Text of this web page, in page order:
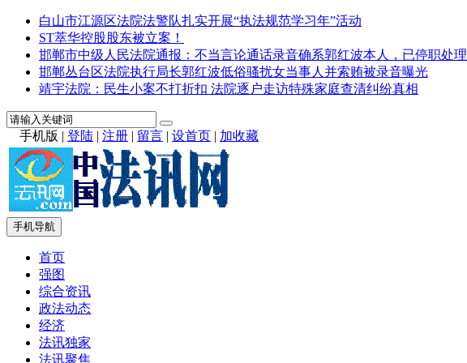
白山市江源区法院法警队扎实开展“执法规范学习年”活动
ST萃华控股股东被立案！
邯郸市中级人民法院通报：不当言论通话录音确系郭红波本人，已停职处理
邯郸丛台区法院执行局长郭红波低俗骚扰女当事人并索贿被录音曝光
靖宇法院：民生小案不打折扣 法院逐户走访特殊家庭查清纠纷真相
手机版 | 登陆 | 注册 | 留言 | 设首页 | 加收藏
手机导航
首页
强图
综合资讯
政法动态
经济
法讯独家
法讯聚焦